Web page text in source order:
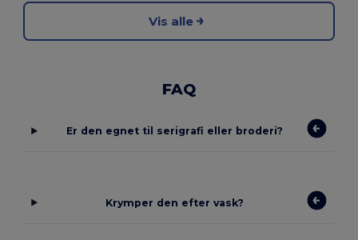
Vis alle
FAQ
Er den egnet til serigrafi eller broderi?
Krymper den efter vask?